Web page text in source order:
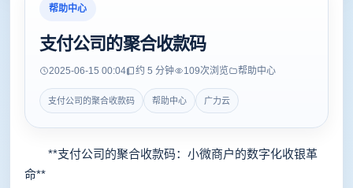
帮助中心
支付公司的聚合收款码
2025-06-15 00:04 约 5 分钟 109次浏览 帮助中心
支付公司的聚合收款码 帮助中心 广力云
**支付公司的聚合收款码：小微商户的数字化收银革
命**